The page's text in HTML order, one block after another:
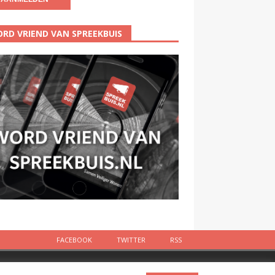
VRIEND VAN SPREEKBUIS
FACEBOOK TWITTER RSS